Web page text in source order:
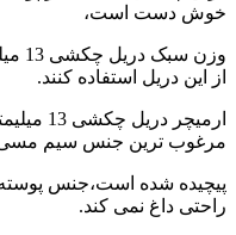
son
with
fake
anna
bell
teasing
in
خوش دست است،
از این دریل استفاده کنند.
مرغوب ترین جنس سیم
پیچیده شده است،جنس
راحتی داغ نمی کند.